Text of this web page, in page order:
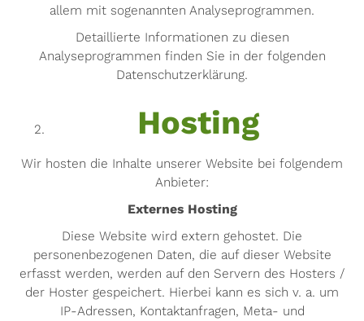
allem mit sogenannten Analyseprogrammen.
Detaillierte Informationen zu diesen
Analyseprogrammen finden Sie in der folgenden
Datenschutzerklärung.
Hosting
Wir hosten die Inhalte unserer Website bei folgendem
Anbieter:
Externes Hosting
Diese Website wird extern gehostet. Die
personenbezogenen Daten, die auf dieser Website
erfasst werden, werden auf den Servern des Hosters /
der Hoster gespeichert. Hierbei kann es sich v. a. um
IP-Adressen, Kontaktanfragen, Meta- und